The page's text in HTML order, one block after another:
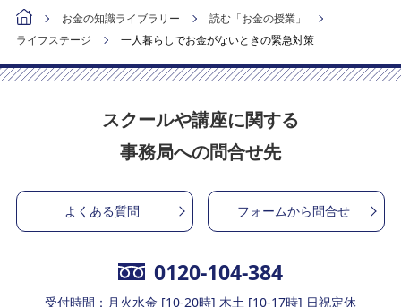
お金の知識ライブラリー
読む「お金の授業」
ライフステージ
一人暮らしでお金がないときの緊急対策
スクールや講座に関する
事務局への問合せ先
よくある質問 フォームから問合せ
0120-104-384
受付時間：月火水金 [10-20時] 木土 [10-17時] 日祝定休